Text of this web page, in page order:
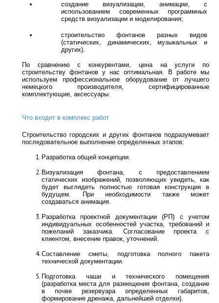
создание визуализации, анимации, с
использованием современных программных
средств визуализации и моделирования;
строительство фонтанов разных видов
(статических, динамических, музыкальных и
других).
По сравнению с конкурентами, цена на услуги по
строительству фонтанов у нас оптимальная. В работе мы
используем профессиональное оборудование от лучшего
немецкого производителя, сертифицированные
комплектующие, аксессуары.
Что входит в комплекс работ
Строительство городских и других фонтанов подразумевает
последовательное выполнение определенных этапов:
Разработка общей концепции.
Визуализация фонтана, с предоставлением
статических изображений, позволяющих увидеть, как
будет выглядеть полностью готовая конструкция в
будущем. При необходимости также может
создаваться анимация.
Разработка проектной документации (РП) с учетом
индивидуальных особенностей участка, требований и
пожеланий заказчика. Согласование проекта с
клиентом, внесение правок, уточнений.
Составление сметы, подготовка полного пакета
технической документации.
Подготовка чаши и технического помещения
(разработка места для размещения фонтана, создание
в почве резервуара определенных габаритов,
формирование дренажа, дальнейшей отделки).